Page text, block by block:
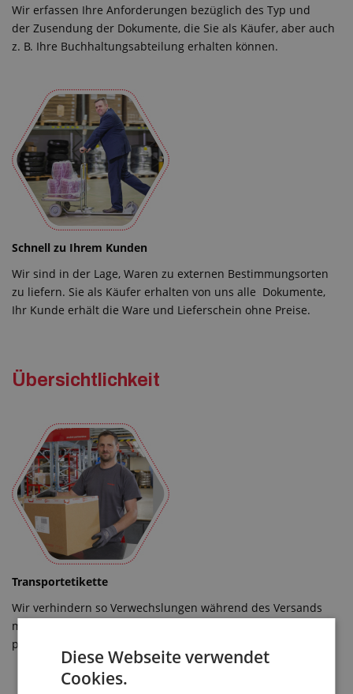
Wir erfassen Ihre Anforderungen bezüglich des Typ und
der Zusendung der Dokumente, die Sie als Käufer, aber auch
z. B. Ihre Buchhaltungsabteilung erhalten können.
Schnell zu Ihrem Kunden
Wir sind in der Lage, Waren zu externen Bestimmungsorten
zu liefern. Sie als Käufer erhalten von uns alle Dokumente,
Ihr Kunde erhält die Ware und Lieferschein ohne Preise.
Übersichtlichkeit
Transportetikette
Wir verhindern so Verwechslungen während des Versands
mit unserem oder externen Transportdienst oder bei
persönlicher Warenabnahme.
Diese Webseite verwendet
Cookies.